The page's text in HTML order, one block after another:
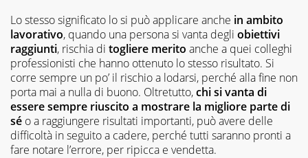
Lo stesso significato lo si può applicare anche in ambito
lavorativo, quando una persona si vanta degli obiettivi
raggiunti, rischia di togliere merito anche a quei colleghi
professionisti che hanno ottenuto lo stesso risultato. Si
corre sempre un po’ il rischio a lodarsi, perché alla fine non
porta mai a nulla di buono. Oltretutto,chi si vanta di
essere sempre riuscito a mostrare la migliore parte di
sé o a raggiungere risultati importanti, può avere delle
difficoltà in seguito a cadere, perché tutti saranno pronti a
fare notare l’errore, per ripicca e vendetta.